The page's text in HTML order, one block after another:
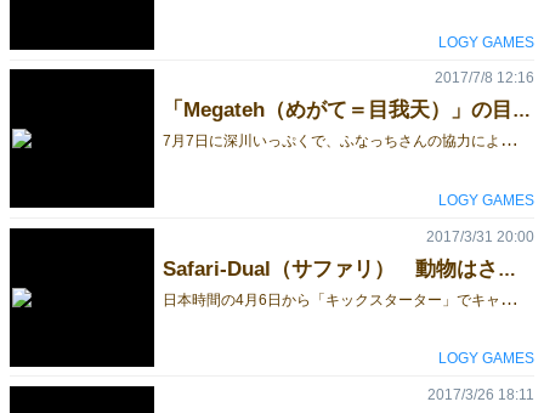
LOGY GAMES
「Megateh（めがて＝目我天）」の目隠しプレー レビュー
7
月7日に深川いっぷくで、ふなっちさんの協力により新作ゲーム「Megateh（めがて＝目我天）」の目隠しテストプレーができました。 通常目の見えている人が目隠ししてゲームをするのは、簡単ではないですね。触覚情報をイメージ化する練習が必要そうでした。目隠ししたまま、最初からインストしたのですが、駒の入れ物の用意など、インストの方法なども工夫が必要かなと感じました。 さて、目隠しで2ゲームして、ふなっちさんが2連敗でした。まあ僕は見えている状況で、経験値（プレー数）も格段に多いので当たりまえの結果なのですが、初めての挑戦にしては、まったくゲームにならないというほどではありませんでした。きっとブラインドタッチでゲームをすることに慣れている人なら、最初からかなり良い勝負になるような気がしました。 その後見える状況での数ゲームまったくの互角です。ゲーム自体が駒や戦況に敵味方の無いニム系のゲームなので、圧倒的にどちらかが有利になることはありません。その意味では気軽の出来るアブストラクト系ゲームだと思います。 来店していた連珠好きのお客さんも交えて3人プレー、その後に藤田さんも加わってもらい4人プレーをテストしました。 この複数プレーがかなり面白かったです。アブストラクトなのに真剣勝負と言うよりはパーティーゲームに近い感覚でした。「あれ、僕死んでるかな？いや、まだ生きているよね」「お前はもう死んでいる！」などなど会話が楽しかったですね。ミスをすると誰しも「あ！」っと発してしまうので、次の人に勝ちを気付かれて負けてしまいます。どんな悪手でも平然としているポーカーフェイスの訓練が必要そうです。でもこれが結構難しい。分かっていても皆さん「あ！」って言っちゃいますね。 無事にテストプレーも終わったので、7月29日（土曜日）はいっぷく「tea for LOGY GAMES」で改めてMegateh（めがて＝目我天）のプレー会をします。興味のある方は是非ご参加ください。アイマスクも用意しますので、目隠しプレーに挑戦してみたい方もぜ是非。 LOGY GAMES 山本 [caption id="attachment_59603" align="alignleft" width="1024"] 「Megateh（めがて＝目我天）」 アイマスクで目隠ししてインストから始めました。[/caption] [caption id="attachment_59604" align="alignleft" width="1024"] 「Megateh（めがて＝目我天）」 ブラインドタッチだけでボードと駒の配置を確認しています。[/caption] [caption id="attachment_59605" align="alignleft" width="1024"] 「Megateh（めがて＝目我天）」 3人、4人プレーはアブストラクトながらパーティーゲームの用で楽しかった。[/caption]
2017/7/8 12:16
LOGY GAMES
Safari-Dual（サファリ） 動物はさみ将棋
日
本時間の4月6日から「キックスターター」でキャンペーンを開始します。サファリはライオン、ゾウ、キリンの駒を使った動物はさみ将棋です。同じ種族の駒で敵の駒を挟むと取ることができます。敵のライオンを取るか、自分のライオンが敵のライオン基地タイルまで到達すれば勝ちとなります。 駒には種族と形の2つの属性があり、その属性を使い敵の駒と連携して敵の駒を取ることのできる、ちょっと厄介なゲームです。2008年に考案したDual-systemを応用して2011年に初めてサファリを商品化しました。今回はそれをリニュアルしてアメリカのクラウドファンディング「キックスターター」で配信します。18日間のキャンペーンですので、ご興味のある方は是非覗いてみてください。 https://www.kickstarter.com/projects/1287555371/579720345?token=1a9ecd8f サファリは新作ではないので春のゲームマーケットでは販売を予定していませんが、アメリカのクラウドファンディングはちょっと気が引ける方向けに、ご予約いただければゲームマーケットで購入いただけるようにします。是非ご一報ください。 セラミックタイルのミニサイズボード（10×10ｃｍ） 1500円 セラミックタイルのスタンダードサイズボード（15×15ｃｍ） 3500円 セラミックタイルのラージサイズボード（20×20ｃｍ） 5000円 moonwalker@logygames.com [caption id="attachment_50323" align="alignleft" width="1024"] ミニ、スタンダード、ラージ[/caption] [caption id="attachment_50320" align="alignleft" width="1024"] ミニサイズ 1500円[/caption] [caption id="attachment_50321" align="alignleft" width="1024"] スタンダードサイズ 3500円[/caption] [caption id="attachment_50322" align="alignleft" width="1024"] ラージサイズ 5000円[/caption]
2017/3/31 20:00
LOGY GAMES
2017/3/26 18:11